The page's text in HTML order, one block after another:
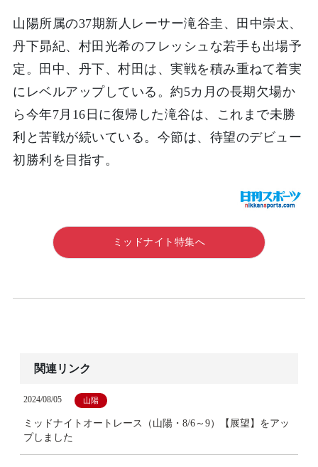
山陽所属の37期新人レーサー滝谷圭、田中崇太、
丹下昴紀、村田光希のフレッシュな若手も出場予
定。田中、丹下、村田は、実戦を積み重ねて着実
にレベルアップしている。約5カ月の長期欠場か
ら今年7月16日に復帰した滝谷は、これまで未勝
利と苦戦が続いている。今節は、待望のデビュー
初勝利を目指す。
ミッドナイト特集へ
関連リンク
2024/08/05 山陽
ミッドナイトオートレース（山陽・8/6～9）【展望】をアッ
プしました